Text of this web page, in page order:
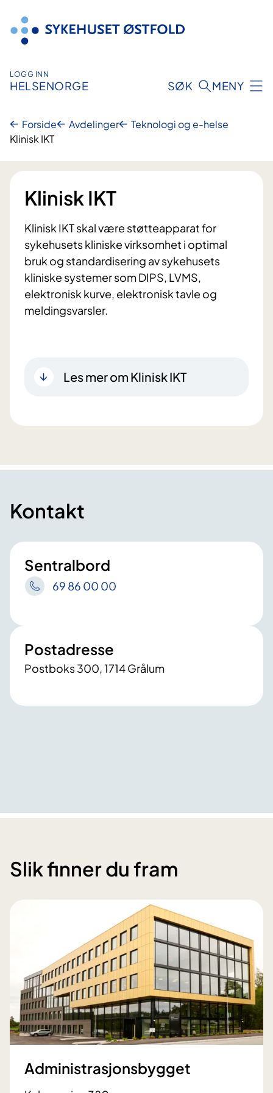
innhold
LOGG INN
HELSENORGE SØK MENY
Forside Avdelinger
Teknologi og e-helse
Klinisk IKT
Klinisk IKT
Klinisk IKT skal være støtteapparat for
sykehusets kliniske virksomhet i optimal
bruk og standardisering av sykehusets
kliniske systemer som DIPS, LVMS,
elektronisk kurve, elektronisk tavle og
meldingsvarsler.
Les mer om Klinisk IKT
Kontakt
Sentralbord
69 86 00 00
Postadresse
Postboks 300, 1714 Grålum
Slik finner du fram
Administrasjonsbygget